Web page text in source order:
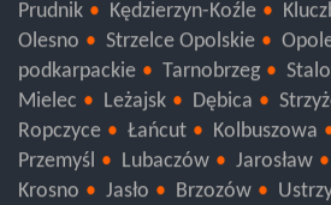
opolskie
Brzeg Głubczyce
Prudnik
Kędzierzyn-Koźle
Olesno
Strzelce Opolskie
podkarpackie
Tarnobrzeg
Mielec
Leżajsk Dębica
Ropczyce
Łańcut Kolbuszowa
Przemyśl
Lubaczów Jarosław